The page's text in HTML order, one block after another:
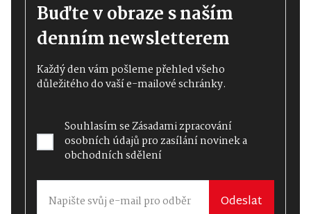
Buďte v obraze s naším
denním newsletterem
Každý den vám pošleme přehled všeho
důležitého do vaší e-mailové schránky.
Souhlasím seZásadami zpracování
osobních údajůpro zasílání novinek a
obchodních sdělení
Odeslat